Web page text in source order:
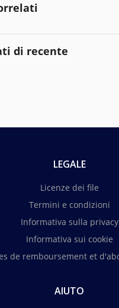
di recente
LEGALE
Licenze dei file
Termini e condizioni
Informativa sulla privacy
Informativa sui cookie
de remboursement et
AIUTO